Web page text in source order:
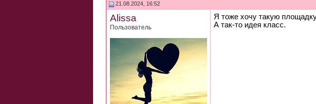
21.08.2024, 16:52
Alissa
Пользователь
Я тоже хочу такую
А так-то идея класс.